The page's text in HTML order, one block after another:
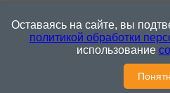
или нарушением иных
информационном ресурсе
технологии (информационные
информации на основе сбора,
сведений, относящихся к
"Интернет", находящихся на
Оставаясь на сайте, вы
политикой обработки
использование